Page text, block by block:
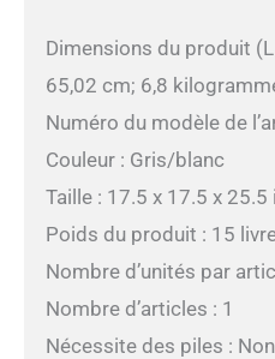
Dimensions du produit
65,02 cm; 6,8
Numéro du modèle de
Couleur : Gris/blanc
Taille : 17.5 x 17.5 x 25.5
Poids du produit : 15
Nombre d’unités par
Nombre d’articles : 1
Nécessite des piles : Non